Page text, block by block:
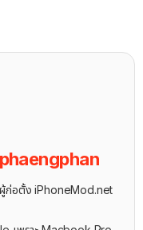
ผู้ก่อตั้ง iPhoneMod.net